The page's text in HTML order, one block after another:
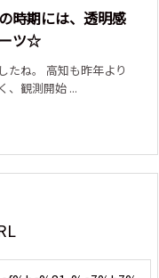
時期には、透明感
ツ☆
たね。 高知も昨年より
、観測開始 ...